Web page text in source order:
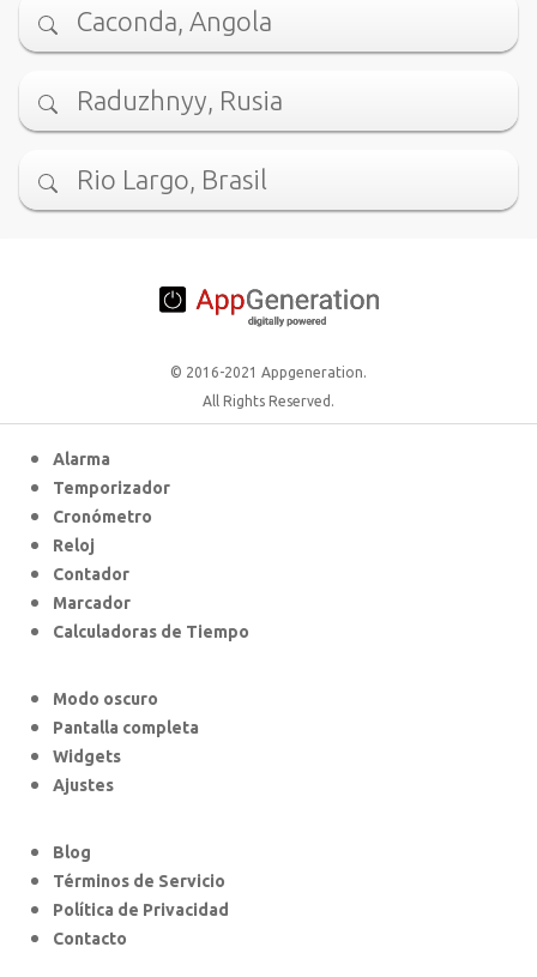
Caconda, Angola
Raduzhnyy, Rusia
Rio Largo, Brasil
© 2016-2021 Appgeneration.
All Rights Reserved.
Alarma
Temporizador
Cronómetro
Reloj
Contador
Marcador
Calculadoras de Tiempo
Modo oscuro
Pantalla completa
Widgets
Ajustes
Blog
Términos de Servicio
Política de Privacidad
Contacto